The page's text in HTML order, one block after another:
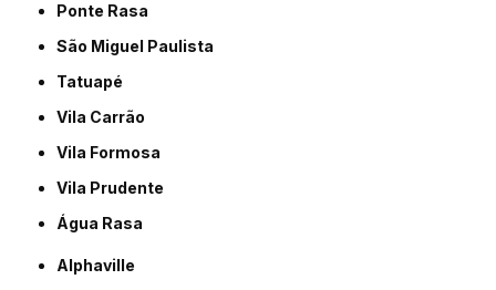
Ponte Rasa
São Miguel Paulista
Tatuapé
Vila Carrão
Vila Formosa
Vila Prudente
Água Rasa
Alphaville